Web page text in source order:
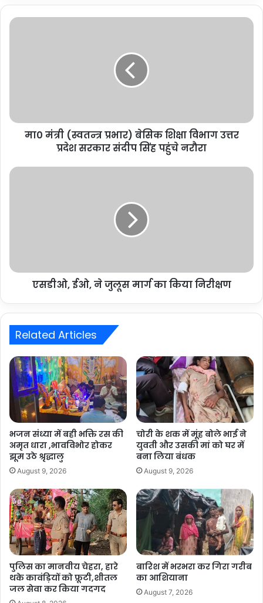
मा0 मंत्री (स्वतन्त्र प्रभार) बेसिक शिक्षा विभाग उत्तर
प्रदेश सरकार संदीप सिंह पहुंचे नरौरा
एसडीओ, ईओ, ने जुलूस मार्ग का किया निरीक्षण
Related Articles
भजन संध्या में बही भक्ति रस की
अमृत धारा ,भावविभोर होकर
झूम उठे श्रृद्धालु
August 9, 2026
चोरी के शक में मूंह बोले भाई ने
युवती और उसकी मां को घर में
बना लिया बंधक
August 9, 2026
पुलिस का मानवीय चेहरा, हारे
थके कावंड़ियों को फ्रूटी,शीतल
जल सेवा कर किया गदगद
बारिश में भरभरा कर गिरा गरीब
का आशियाना
August 7, 2026